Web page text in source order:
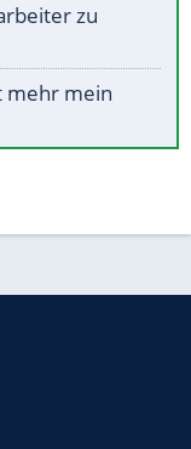
zu
mehr mein